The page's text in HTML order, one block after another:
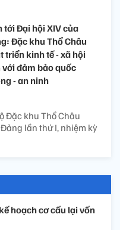
tới Đại hội XIV của
Đặc khu Thổ Châu
triển kinh tế - xã hội
với đảm bảo quốc
- an ninh
Đặc khu Thổ Châu
lần thứ I, nhiệm kỳ
hoạch cơ cấu lại vốn